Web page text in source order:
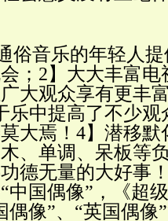
俗音乐的年轻人
；2】大大丰富
大观众享有更丰
乐中提高了不少观
大焉！4】潜移
、单调、呆板等
德无量的大好事
中国偶像”，《超
偶像”、“英国偶像